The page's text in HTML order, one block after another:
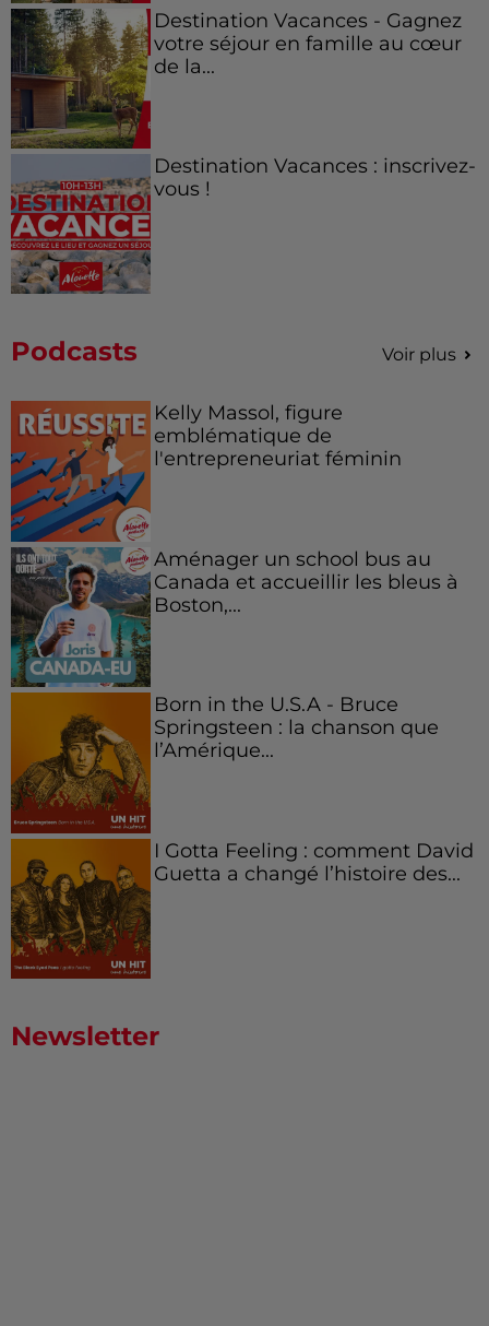
Destination Vacances - Gagnez
votre séjour en famille au cœur
de la...
Destination Vacances : inscrivez-
vous !
Podcasts Voir plus
Kelly Massol, figure
emblématique de
l'entrepreneuriat féminin
Aménager un school bus au
Canada et accueillir les bleus à
Boston,...
Born in the U.S.A - Bruce
Springsteen : la chanson que
l’Amérique...
I Gotta Feeling : comment David
Guetta a changé l’histoire des...
Newsletter